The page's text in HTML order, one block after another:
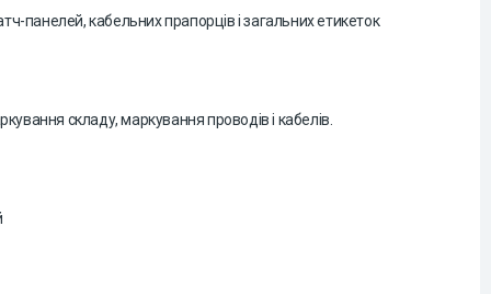
панелей, кабельних прапорців і загальних етикеток
складу, маркування проводів і кабелів.